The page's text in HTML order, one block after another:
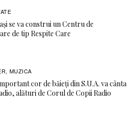
se va construi un Centru de
de tip Respite Care
, MUZICA
cor de băieți din S.U.A. va cânta
alături de Corul de Copii Radio